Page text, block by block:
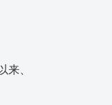
、